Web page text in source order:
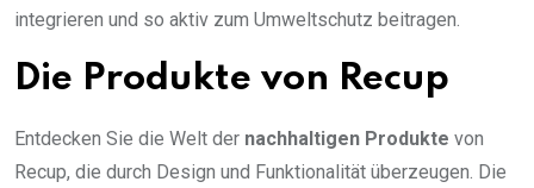
integrieren und so aktiv zum Umweltschutz beitragen.
Die Produkte von Recup
Entdecken Sie die Welt der nachhaltigen Produkte von
Recup, die durch Design und Funktionalität überzeugen. Die